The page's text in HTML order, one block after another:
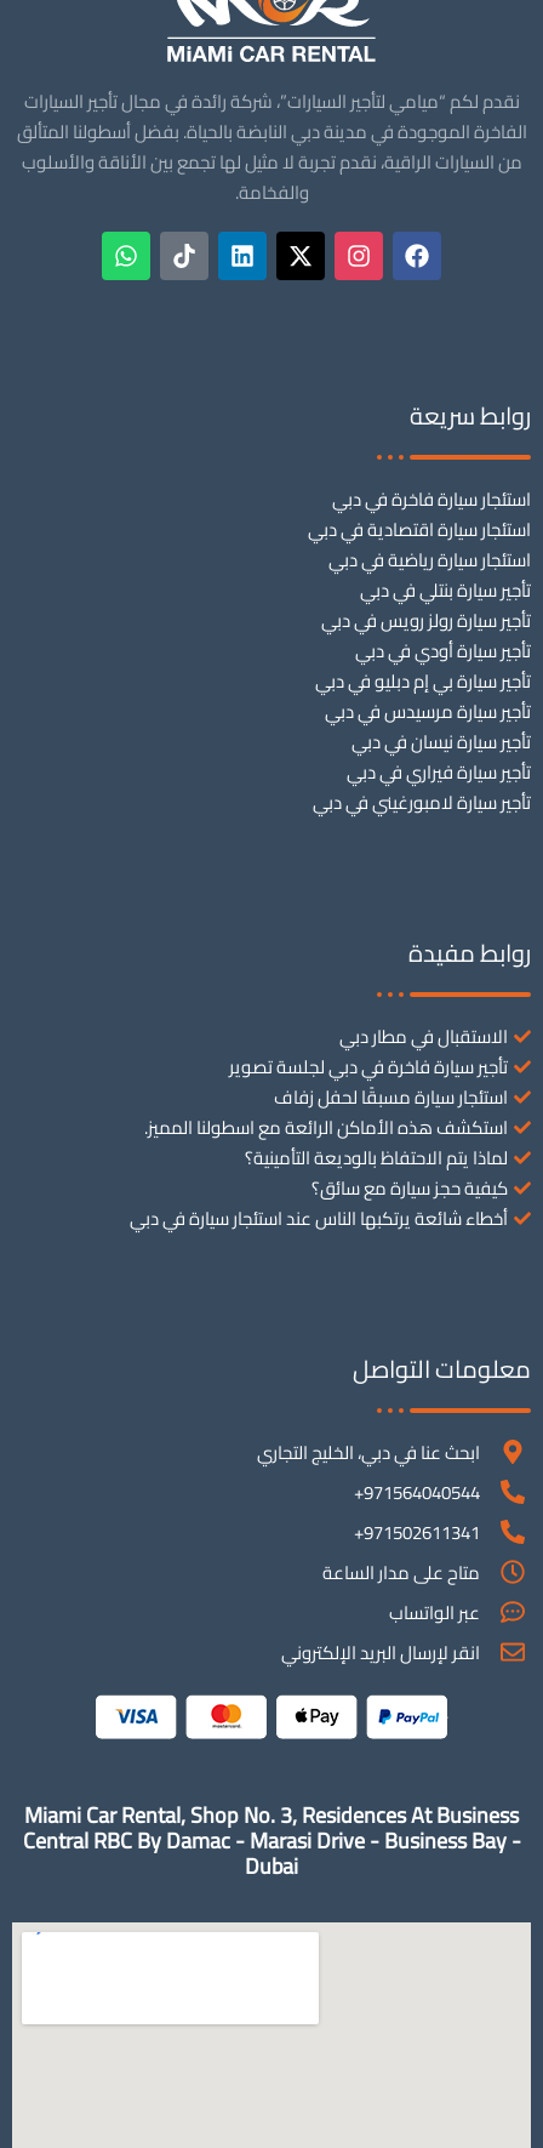
نقدم لكم “ميامي لتأجير السيارات”، شركة رائدة في مجال تأجير السيارات
الفاخرة الموجودة في مدينة دبي النابضة بالحياة. بفضل أسطولنا المتألق
من السيارات الراقية، نقدم تجربة لا مثيل لها تجمع بين الأناقة والأسلوب
والفخامة.
روابط سريعة
استئجار سيارة فاخرة في دبي
استئجار سيارة اقتصادية في دبي
استئجار سيارة رياضية في دبي
تأجير سيارة بنتلي في دبي
تأجير سيارة رولز رويس في دبي
تأجير سيارة أودي في دبي
تأجير سيارة بي إم دبليو في دبي
تأجير سيارة مرسيدس في دبي
تأجير سيارة نيسان في دبي
تأجير سيارة فيراري في دبي
تأجير سيارة لامبورغيني في دبي
روابط مفيدة
الاستقبال في مطار دبي
تأجير سيارة فاخرة في دبي لجلسة تصوير
استئجار سيارة مسبقًا لحفل زفاف
استكشف هذه الأماكن الرائعة مع اسطولنا المميز.
لماذا يتم الاحتفاظ بالوديعة التأمينية؟
كيفية حجز سيارة مع سائق؟
أخطاء شائعة يرتكبها الناس عند استئجار سيارة في دبي
معلومات التواصل
ابحث عنا في دبي، الخليج التجاري
971564040544+
971502611341+
متاح على مدار الساعة
عبر الواتساب
انقر لإرسال البريد الإلكتروني
Miami Car Rental, Shop No. 3, Residences At Business
Central RBC By Damac - Marasi Drive - Business Bay -
Dubai